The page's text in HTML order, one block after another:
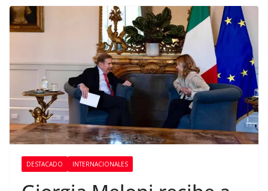
DESTACADO INTERNACIONALES